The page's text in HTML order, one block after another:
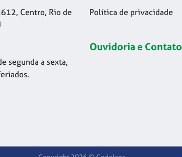
Centro, Rio de
segunda a sexta,
Política de privacidade
Ouvidoria e Contato